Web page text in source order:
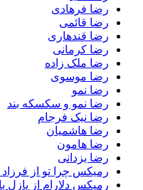
رضا فرهادی
رضا قائمی
رضا قندهاری
رضا کرمانی
رضا ملک زاده
رضا موسوی
رضا نمو
رضا نمو و سکسکه بند
رضا نیک فرجام
رضا هاشمیان
رضا هامون
رضا یزدانی
رمیکس چرا تو از
رمیکس دلارام از پازل